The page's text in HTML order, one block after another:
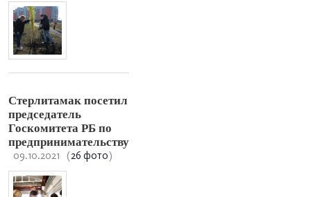
Стерлитамак посетил
председатель
Госкомитета РБ по
предпринимательству
09.10.2021 (26 фото)